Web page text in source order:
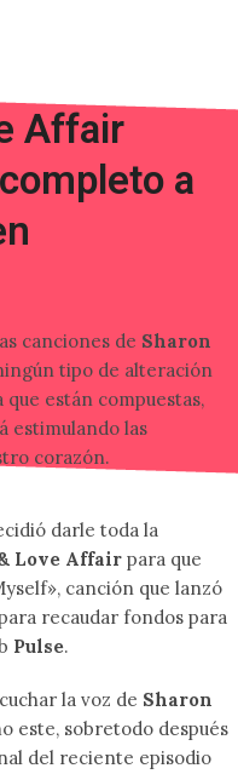
Affair
a
canciones de Sharon
tipo de alteración
están compuestas,
estimulando las
corazón.
darle toda la
Love Affair para que
canción que lanzó
recaudar fondos para
Pulse.
la voz de Sharon
este, sobretodo después
del reciente episodio